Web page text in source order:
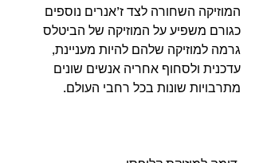
המוזיקה השחורה לצד ז’אנרים נוספים
כגורם משפיע על המוזיקה של הביטלס
גרמה למוזיקה שלהם להיות מעניינת,
עדכנית ולסחוף אחריה אנשים שונים
מתרבויות שונות בכל רחבי העולם.